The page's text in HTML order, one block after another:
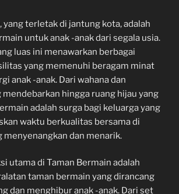
yang terletak di jantung kota, adalah
untuk anak -anak dari segala usia.
luas ini menawarkan berbagai
yang memenuhi beragam minat
anak -anak. Dari wahana dan
mendebarkan hingga ruang hijau yang
adalah surga bagi keluarga yang
waktu berkualitas bersama di
menyenangkan dan menarik.
utama di Taman Bermain adalah
taman bermain yang dirancang
dan menghibur anak -anak. Dari set